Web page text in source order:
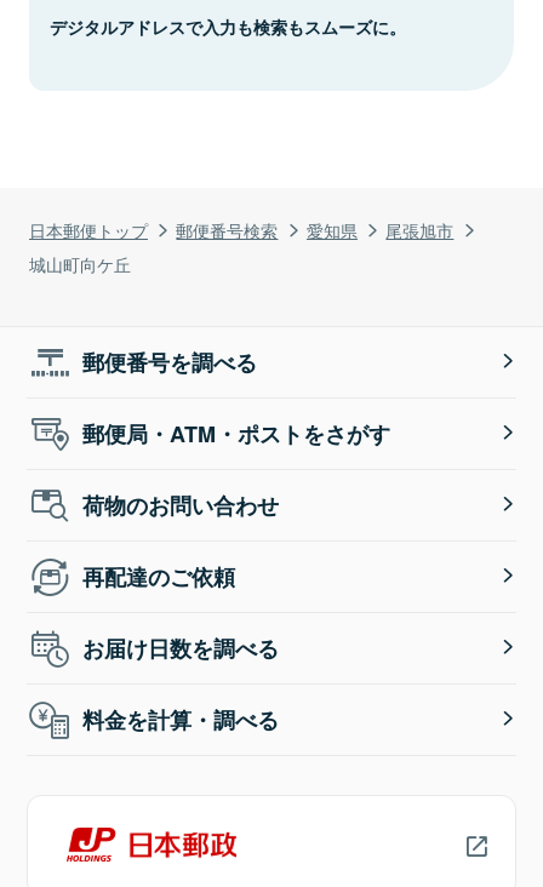
日本郵便トップ 郵便番号検索 愛知県
尾張旭市
城山町向ケ丘
デジタルアドレスで入力も検索もスムーズに。
郵便番号を調べる
郵便局・ATM・ポストをさがす
荷物のお問い合わせ
再配達のご依頼
お届け日数を調べる
料金を計算・調べる